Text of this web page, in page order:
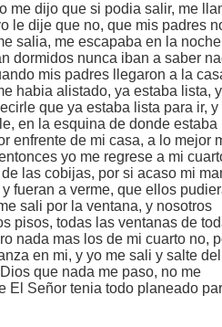
me dijo que si podia salir, me
le dije que no, que mis padres
salia, me escapaba en la noche
dormidos nunca iban a saber
mis padres llegaron a la
habia alistado, ya estaba lista,
que ya estaba lista para ir, y
en la esquina de donde estaba
enfrente de mi casa, a lo mejor
yo me regrese a mi
las cobijas, por si acaso mi
fueran a verme, que ellos
sali por la ventana, y nosotros
pisos, todas las ventanas de
nada mas los de mi cuarto no,
en mi, y yo me sali y salte del
que nada me paso, no me
El Señor tenia todo planeado